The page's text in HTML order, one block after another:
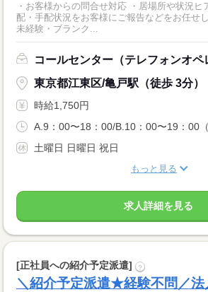
・お客様からの問合せ対応 ・居場所や状況ヒ
配・手配状況をお客様にご報告などをお任せします！ ＜ポ
未経験・ブランク...
コールセンター（テレフォンオペ
東京都江東区/亀戸駅（徒歩 3分）
時給1,750円
A.9：00〜18：00/B.10：00〜19：00
土曜日 日曜日 祝日
もっと見る
求人詳細を見る
[正社員への紹介予定派遣] ?
＼紹介予定派遣★経験不問／